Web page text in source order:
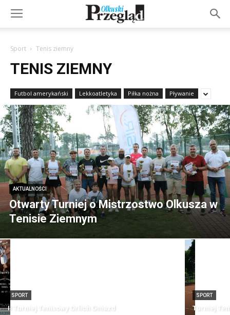
Sport Tenis ziemny
TENIS ZIEMNY
Futbol amerykański Lekkoatletyka Piłka nożna Pływanie
AKTUALNOŚCI
Otwarty Turniej o Mistrzostwo Olkusza w
Tenisie Ziemnym
SPORT
II Turniej Tenisowy Orlich Gniazd
SPORT
Turniej